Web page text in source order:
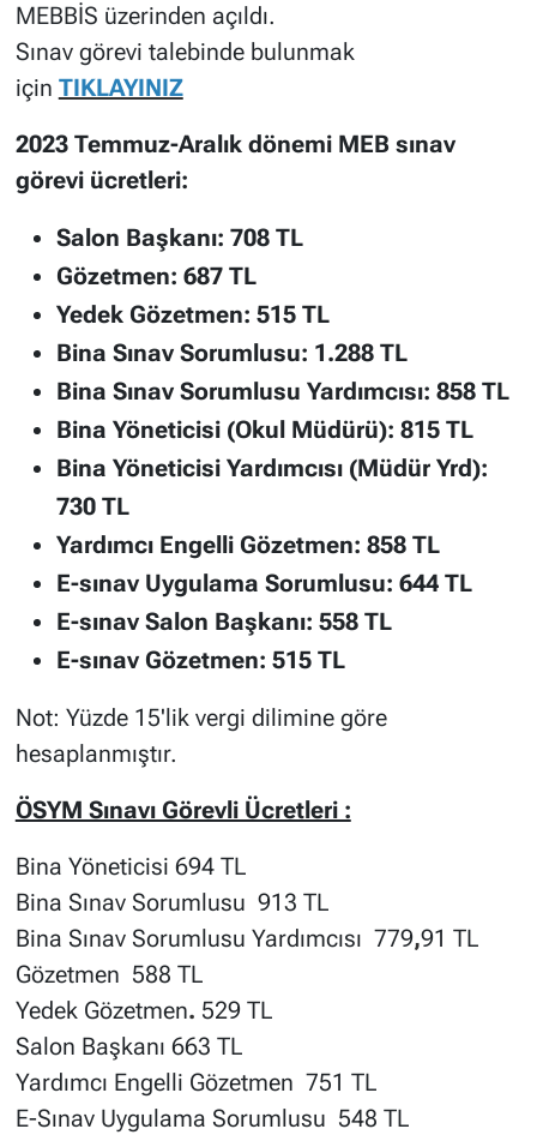
MEBBİS üzerinden açıldı.
Sınav görevi talebinde bulunmak
için TIKLAYINIZ
2023 Temmuz-Aralık dönemi MEB sınav
görevi ücretleri:
Salon Başkanı: 708 TL
Gözetmen: 687 TL
Yedek Gözetmen: 515 TL
Bina Sınav Sorumlusu: 1.288 TL
Bina Sınav Sorumlusu Yardımcısı: 858 TL
Bina Yöneticisi (Okul Müdürü): 815 TL
Bina Yöneticisi Yardımcısı (Müdür Yrd):
730 TL
Yardımcı Engelli Gözetmen: 858 TL
E-sınav Uygulama Sorumlusu: 644 TL
E-sınav Salon Başkanı: 558 TL
E-sınav Gözetmen: 515 TL
Not: Yüzde 15'lik vergi dilimine göre
hesaplanmıştır.
ÖSYM Sınavı Görevli Ücretleri :
Bina Yöneticisi 694 TL
Bina Sınav Sorumlusu 913 TL
Bina Sınav Sorumlusu Yardımcısı 779,91 TL
Gözetmen 588 TL
Yedek Gözetmen. 529 TL
Salon Başkanı 663 TL
Yardımcı Engelli Gözetmen 751 TL
E-Sınav Uygulama Sorumlusu 548 TL